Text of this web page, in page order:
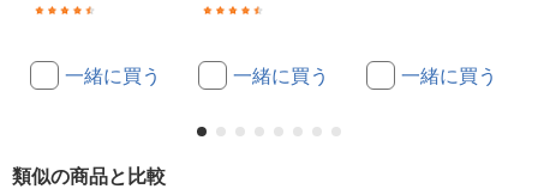
一緒に買う 一緒に買う 一緒に買う
類似の商品と比較